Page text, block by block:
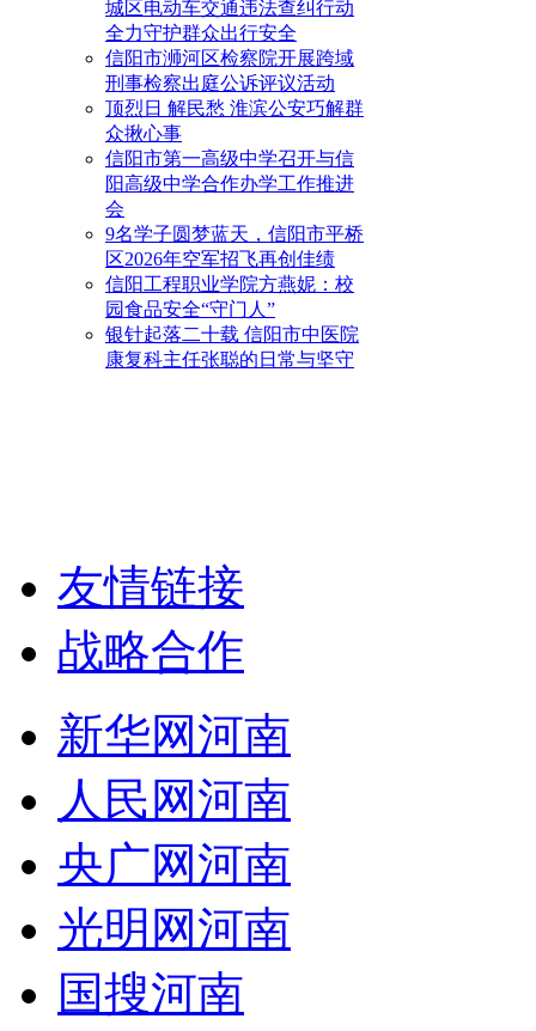
城区电动车交通违法查纠行动
全力守护群众出行安全
信阳市浉河区检察院开展跨域
刑事检察出庭公诉评议活动
顶烈日 解民愁 淮滨公安巧解群
众揪心事
信阳市第一高级中学召开与信
阳高级中学合作办学工作推进
会
9名学子圆梦蓝天，信阳市平桥
区2026年空军招飞再创佳绩
信阳工程职业学院方燕妮：校
园食品安全“守门人”
银针起落二十载 信阳市中医院
康复科主任张聪的日常与坚守
友情链接
战略合作
新华网河南
人民网河南
央广网河南
光明网河南
国搜河南